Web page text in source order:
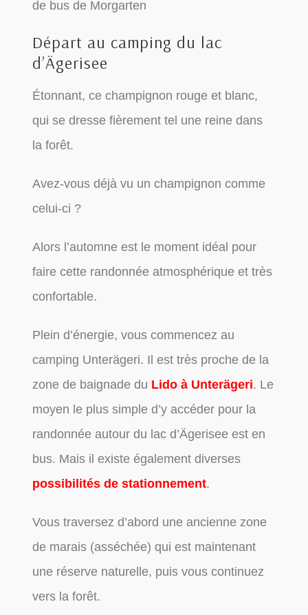
de bus de Morgarten
Départ au camping du lac
d’Ägerisee
Étonnant, ce champignon rouge et blanc,
qui se dresse fièrement tel une reine dans
la forêt.
Avez-vous déjà vu un champignon comme
celui-ci ?
Alors l’automne est le moment idéal pour
faire cette randonnée atmosphérique et très
confortable.
Plein d’énergie, vous commencez au
camping Unterägeri. Il est très proche de la
zone de baignade du Lido à Unterägeri. Le
moyen le plus simple d’y accéder pour la
randonnée autour du lac d’Ägerisee est en
bus. Mais il existe également diverses
possibilités de stationnement.
Vous traversez d’abord une ancienne zone
de marais (asséchée) qui est maintenant
une réserve naturelle, puis vous continuez
vers la forêt.